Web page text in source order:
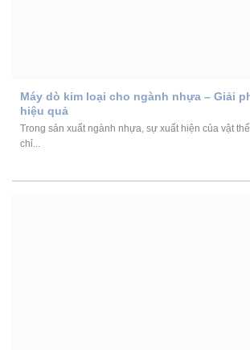
Máy dò kim loại cho ngành nhựa – Giải
hiệu quả
Trong sản xuất ngành nhựa, sự xuất hiện của vật
chỉ...